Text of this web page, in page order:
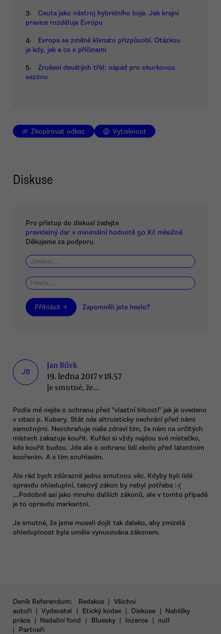
3.
Ceuta jako nástroj hybridního boje. Jak krajní
pravice rozděluje Evropu
4.
Evropa se změně klimatu přizpůsobí. Otázkou
je kdy, jak a co s příčinami
5.
Zrušení devátých tříd: nápad pro okurkovou
sezónu
Zkopírovat odkaz Vytisknout
Diskuse
Pro přístup do diskusí zadejte
pravidelný dar v minimální hodnotě 50 Kč měsíčně
Děkujeme za podporu.
Přihlásit → Zapomněli jste heslo?
JB
Jan Bílek
19. ledna 2017 v 18.57
Je smutné, že...
Podle mě nejde o ochranu před "vlastní blbostí" jak je uvedeno
v citaci p. Kubery. Stát nás altruisticky nechrání před námi
samotnými. Neochraňuje naše zdraví tím, že nám na určitých
místech zakazuje kouřit. Kuřáci si vždy najdou své místečko,
kde kouřit budou. Jde ale o ochranu lidí okolo před latentním
kouřením. A s tím souhlasím.
Ale rád bych zdůraznil jednu smutnou věc. Kdyby byli lidé
opravdu ohleduplní, takový zákon by nebyl potřeba :-(
...Podobně asi jako mnoho dalších zákonů, ale v tomto případě
je to opravdu markantní.
Je smutné, že jsme museli dojít tak daleko, aby zmizelá
ohleduplnost byla uměle vynucována zákonem.
Deník Referendum: Redakce | Všichni
autoři | Vydavatel | Etický kodex | Diskuse | Nabídky
práce | Nadační fond | Bluesky | Inzerce | null
|
Partneři